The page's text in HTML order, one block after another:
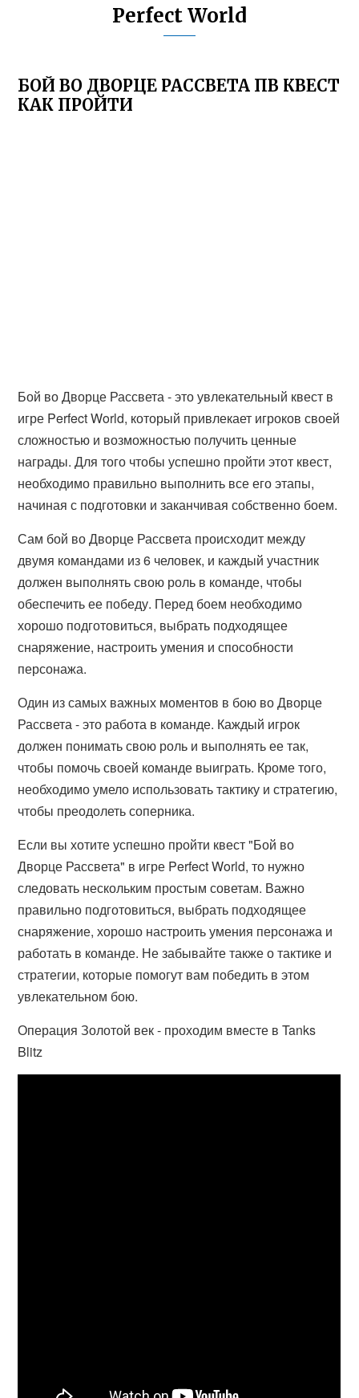
Perfect World
БОЙ ВО ДВОРЦЕ РАССВЕТА ПВ КВЕСТ
КАК ПРОЙТИ
Бой во Дворце Рассвета - это увлекательный квест в
игре Perfect World, который привлекает игроков своей
сложностью и возможностью получить ценные
награды. Для того чтобы успешно пройти этот квест,
необходимо правильно выполнить все его этапы,
начиная с подготовки и заканчивая собственно боем.
Сам бой во Дворце Рассвета происходит между
двумя командами из 6 человек, и каждый участник
должен выполнять свою роль в команде, чтобы
обеспечить ее победу. Перед боем необходимо
хорошо подготовиться, выбрать подходящее
снаряжение, настроить умения и способности
персонажа.
Один из самых важных моментов в бою во Дворце
Рассвета - это работа в команде. Каждый игрок
должен понимать свою роль и выполнять ее так,
чтобы помочь своей команде выиграть. Кроме того,
необходимо умело использовать тактику и стратегию,
чтобы преодолеть соперника.
Если вы хотите успешно пройти квест "Бой во
Дворце Рассвета" в игре Perfect World, то нужно
следовать нескольким простым советам. Важно
правильно подготовиться, выбрать подходящее
снаряжение, хорошо настроить умения персонажа и
работать в команде. Не забывайте также о тактике и
стратегии, которые помогут вам победить в этом
увлекательном бою.
Операция Золотой век - проходим вместе в Tanks
Blitz